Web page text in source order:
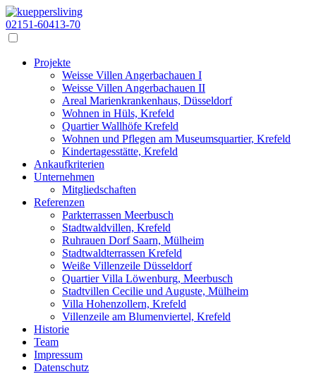
02151-60413-70
Projekte
Weisse Villen Angerbachauen I
Weisse Villen Angerbachauen II
Areal Marienkrankenhaus, Düsseldorf
Wohnen in Hüls, Krefeld
Quartier Wallhöfe Krefeld
Wohnen und Pflegen am Museumsquartier, Krefeld
Kindertagesstätte, Krefeld
Ankaufkriterien
Unternehmen
Mitgliedschaften
Referenzen
Parkterrassen Meerbusch
Stadtwaldvillen, Krefeld
Ruhrauen Dorf Saarn, Mülheim
Stadtwaldterrassen Krefeld
Weiße Villenzeile Düsseldorf
Quartier Villa Löwenburg, Meerbusch
Stadtvillen Cecilie und Auguste, Mülheim
Villa Hohenzollern, Krefeld
Villenzeile am Blumenviertel, Krefeld
Historie
Team
Impressum
Datenschutz